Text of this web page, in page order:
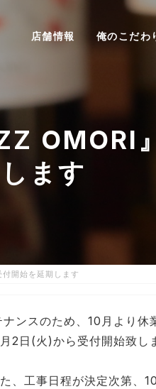
店舗情報 俺のこだわ
OMORI
ます
開始を延期します
ンスのため、10月より休
2日(火)から受付開始致し
、工事日程が決定次第、